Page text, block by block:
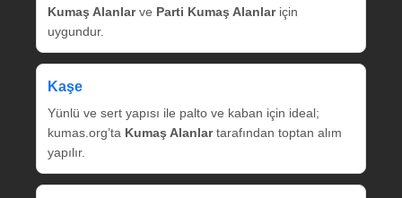
Kumaş Alanlarve Parti Kumaş Alanlariçin
uygundur.
Kaşe
Yünlü ve sert yapısı ile palto ve kaban için ideal;
kumas.org’ta Kumaş Alanlartarafından toptan alım
yapılır.